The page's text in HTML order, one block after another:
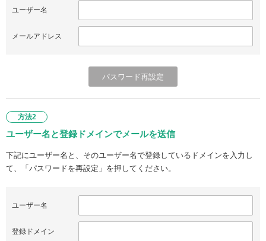
ユーザー名
メールアドレス
方法2
ユーザー名と登録ドメインでメールを送信
下記にユーザー名と、そのユーザー名で登録しているドメインを入力し
て、「パスワードを再設定」を押してください。
ユーザー名
登録ドメイン